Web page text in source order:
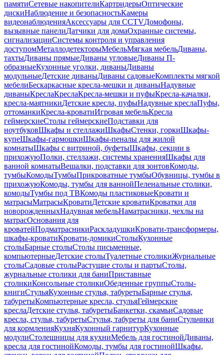
памятиСетевые накопителиКартридерыОптические
дискиНаблюдение и безопасностьКамеры
видеонаблюденияАксессуары для CCTVДомофоны,
вызывные панелиДатчики для домаОхранные системы,
сигнализацииСистемы контроля и управления
доступомМеталлодетекторыМебельМягкая мебельДиваны,
тахтыДиваны прямыеДиваны угловыеДиваны П-
образныеКухонные уголки, диваныДиваны
модульныеДетские диваныДиваны садовыеКомплекты мягкой
мебелиБескаркасные кресла-мешки и диваныНадувные
диваныКреслаКреслаКресла-мешки и пуфыКресла-качалки,
кресла-маятникиДетские кресла, пуфыНадувные креслаПуфы,
оттоманкиКресла-кроватиИгровая мебельКресла
геймерскиеСтолы геймерскиеПодставки для
ноутбуковШкафы и стеллажиШкафыСтенки, горкиШкафы-
купеШкафы-гармошкиШкафы-пеналы для жилой
комнатыШкафы с витриной, буфетыШкафы, секции в
прихожуюПолки, стеллажи, системы храненияШкафы для
ванной комнатыВешалки, подставки для зонтовКомоды,
тумбыКомодыТумбыПрикроватные тумбыОбувницы, тумбы в
прихожуюКомоды, тумбы для ваннойПеленальные столики,
комодыТумбы под ТВКомоды пластиковыеКровати и
матрасыМатрасыКроватиДетские кроватиКроватки для
новорожденныхНадувная мебельНаматрасники, чехлы на
матрасОснования для
кроватейПодматрасникиРаскладушкиКровати-трансформеры,
шкафы-кроватиКровати-домикиСтолыКухонные
столыБарные столыСтолы письменные,
компьютерныеДетские столыТуалетные столикиЖурнальные
столыСадовые столыРастущие столы и партыСтолы,
журнальные столики для баниПриставные
столикиКонсольные столикиОбеденные группыСтолы-
книгиСтульяКухонные стулья, табуретыБарные стулья,
табуретыКомпьютерные кресла, стульяГеймерские
креслаДетские стулья, табуретыБанкетки, скамьиСадовые
кресла, стулья, табуретыСтулья, табуреты для баниСтульчики
для кормленияКухняКухонный гарнитурКухонные
модулиСтолешницы для кухниМебель для гостинойДиваны,
кресла для гостинойКомоды, тумбы для гостинойШкафы,